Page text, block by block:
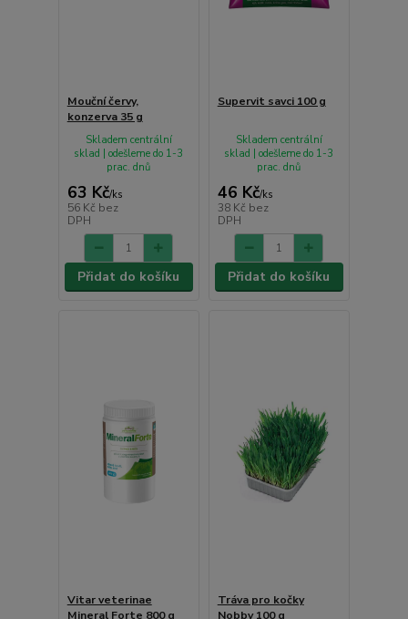
Mouční červy,
konzerva 35 g
63 Kč/ks
56 Kč bez
DPH
Skladem centrální
sklad | odešleme do 1-3
prac. dnů
Přidat do košíku
Supervit savci 100 g
46 Kč/ks
38 Kč bez
DPH
Skladem centrální
sklad | odešleme do 1-3
prac. dnů
Přidat do košíku
Vitar veterinae
Mineral Forte 800 g
Tráva pro kočky
Nobby 100 g